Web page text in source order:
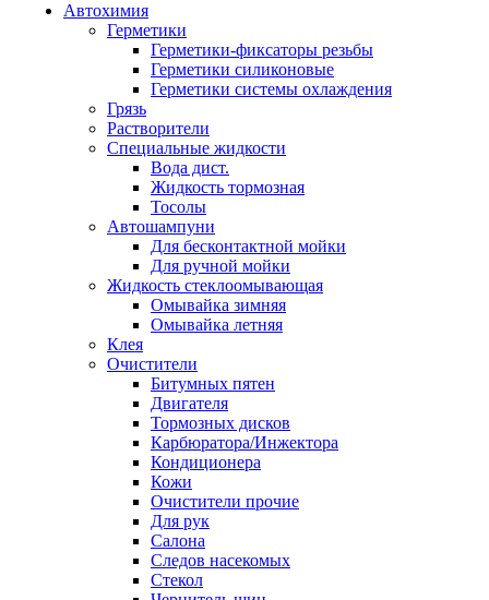
Автохимия
Герметики
Герметики-фиксаторы резьбы
Герметики силиконовые
Герметики системы охлаждения
Грязь
Растворители
Специальные жидкости
Вода дист.
Жидкость тормозная
Тосолы
Автошампуни
Для бесконтактной мойки
Для ручной мойки
Жидкость стеклоомывающая
Омывайка зимняя
Омывайка летняя
Клея
Очистители
Битумных пятен
Двигателя
Тормозных дисков
Карбюратора/Инжектора
Кондиционера
Кожи
Очистители прочие
Для рук
Салона
Следов насекомых
Стекол